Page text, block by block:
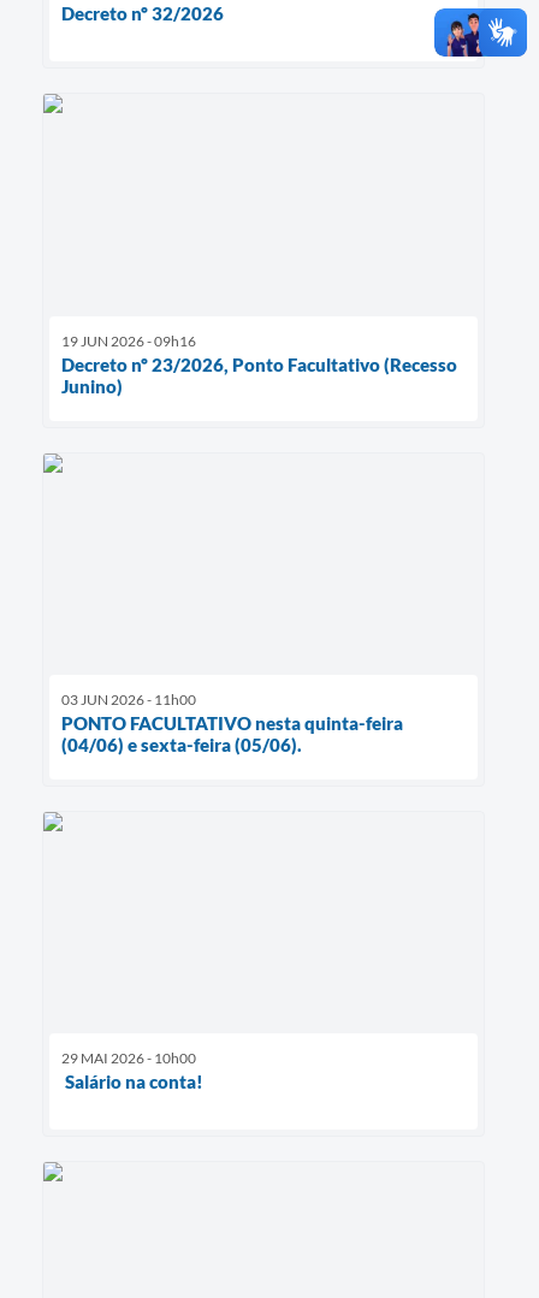
Decreto nº 32/2026
19 JUN 2026 - 09h16
Decreto nº 23/2026, Ponto Facultativo (Recesso
Junino)
03 JUN 2026 - 11h00
PONTO FACULTATIVO nesta quinta-feira
(04/06) e sexta-feira (05/06).
29 MAI 2026 - 10h00
Salário na conta!